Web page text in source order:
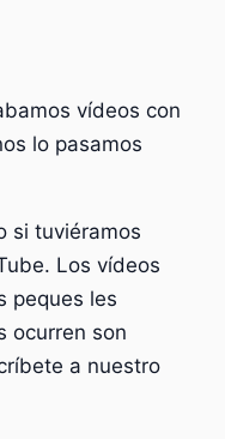
vídeos con
lo pasamos
si tuviéramos
Los vídeos
peques les
ocurren son
a nuestro